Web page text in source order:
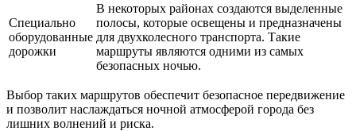
Специально
оборудованные
дорожки
В некоторых районах создаются выделенные
полосы, которые освещены и предназначены
для двухколесного транспорта. Такие
маршруты являются одними из самых
безопасных ночью.
Выбор таких маршрутов обеспечит безопасное передвижение
и позволит наслаждаться ночной атмосферой города без
лишних волнений и риска.